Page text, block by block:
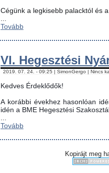
Cégünk a legkisebb palacktól és
Tovább
VI. Hegesztési
2019. 07. 24. - 09:25 | SimonGergo | Nincs
Kedves Érdeklődők!
A korábbi évekhez hasonlóan
idén a BME Hegesztési
Tovább
Kopirájt meg